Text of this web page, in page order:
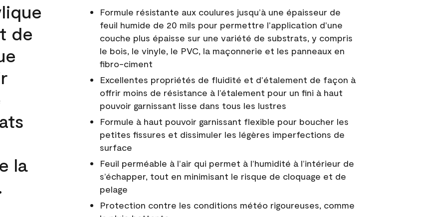
de
la
Formule résistante aux coulures jusqu’à une épaisseur de
feuil humide de 20 mils pour permettre l'application d'une
couche plus épaisse sur une variété de substrats, y compris
le bois, le vinyle, le PVC, la maçonnerie et les panneaux en
fibro-ciment
Excellentes propriétés de fluidité et d'étalement de façon à
offrir moins de résistance à l’étalement pour un fini à haut
pouvoir garnissant lisse dans tous les lustres
Formule à haut pouvoir garnissant flexible pour boucher les
petites fissures et dissimuler les légères imperfections de
surface
Feuil perméable à l’air qui permet à l’humidité à l’intérieur de
s’échapper, tout en minimisant le risque de cloquage et de
pelage
Protection contre les conditions météo rigoureuses, comme